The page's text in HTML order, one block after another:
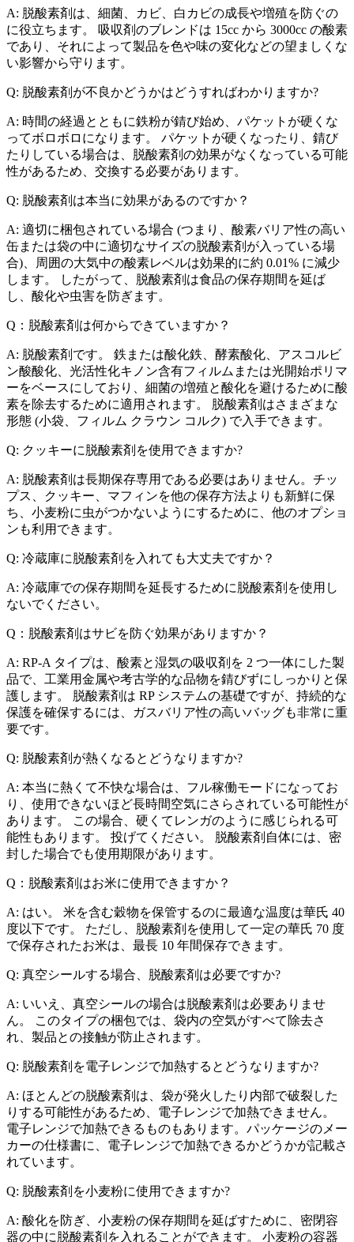
A: 脱酸素剤は、細菌、カビ、白カビの成長や増殖を防ぐの
に役立ちます。 吸収剤のブレンドは 15cc から 3000cc の酸素
であり、それによって製品を色や味の変化などの望ましくな
い影響から守ります。
Q: 脱酸素剤が不良かどうかはどうすればわかりますか?
A: 時間の経過とともに鉄粉が錆び始め、パケットが硬くな
ってボロボロになります。 パケットが硬くなったり、錆び
たりしている場合は、脱酸素剤の効果がなくなっている可能
性があるため、交換する必要があります。
Q: 脱酸素剤は本当に効果があるのですか？
A: 適切に梱包されている場合 (つまり、酸素バリア性の高い
缶または袋の中に適切なサイズの脱酸素剤が入っている場
合)、周囲の大気中の酸素レベルは効果的に約 0.01% に減少
します。 したがって、脱酸素剤は食品の保存期間を延ば
し、酸化や虫害を防ぎます。
Q：脱酸素剤は何からできていますか？
A: 脱酸素剤です。 鉄または酸化鉄、酵素酸化、アスコルビ
ン酸酸化、光活性化キノン含有フィルムまたは光開始ポリマ
ーをベースにしており、細菌の増殖と酸化を避けるために酸
素を除去するために適用されます。 脱酸素剤はさまざまな
形態 (小袋、フィルム クラウン コルク) で入手できます。
Q: クッキーに脱酸素剤を使用できますか?
A: 脱酸素剤は長期保存専用である必要はありません。チッ
プス、クッキー、マフィンを他の保存方法よりも新鮮に保
ち、小麦粉に虫がつかないようにするために、他のオプショ
ンも利用できます。
Q: 冷蔵庫に脱酸素剤を入れても大丈夫ですか？
A: 冷蔵庫での保存期間を延長するために脱酸素剤を使用し
ないでください。
Q：脱酸素剤はサビを防ぐ効果がありますか？
A: RP-A タイプは、酸素と湿気の吸収剤を 2 つ一体にした製
品で、工業用金属や考古学的な品物を錆びずにしっかりと保
護します。 脱酸素剤は RP システムの基礎ですが、持続的な
保護を確保するには、ガスバリア性の高いバッグも非常に重
要です。
Q: 脱酸素剤が熱くなるとどうなりますか?
A: 本当に熱くて不快な場合は、フル稼働モードになってお
り、使用できないほど長時間空気にさらされている可能性が
あります。 この場合、硬くてレンガのように感じられる可
能性もあります。 投げてください。 脱酸素剤自体には、密
封した場合でも使用期限があります。
Q：脱酸素剤はお米に使用できますか？
A: はい。 米を含む穀物を保管するのに最適な温度は華氏 40
度以下です。 ただし、脱酸素剤を使用して一定の華氏 70 度
で保存されたお米は、最長 10 年間保存できます。
Q: 真空シールする場合、脱酸素剤は必要ですか?
A: いいえ、真空シールの場合は脱酸素剤は必要ありませ
ん。 このタイプの梱包では、袋内の空気がすべて除去さ
れ、製品との接触が防止されます。
Q: 脱酸素剤を電子レンジで加熱するとどうなりますか?
A: ほとんどの脱酸素剤は、袋が発火したり内部で破裂した
りする可能性があるため、電子レンジで加熱できません。
電子レンジで加熱できるものもあります。パッケージのメー
カーの仕様書に、電子レンジで加熱できるかどうかが記載さ
れています。
Q: 脱酸素剤を小麦粉に使用できますか?
A: 酸化を防ぎ、小麦粉の保存期間を延ばすために、密閉容
器の中に脱酸素剤を入れることができます。 小麦粉の容器